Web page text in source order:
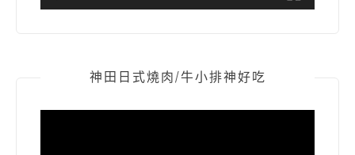
神田日式燒肉/牛小排神好吃